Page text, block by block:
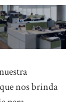
nos brinda